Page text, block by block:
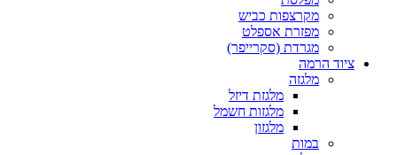
מקרצפות כביש
מפזרת אספלט
מגרדת (סקרייפר)
ציוד הרמה
מלגזה
מלגזת דיזל
מלגזות חשמל
מלגזון
במות